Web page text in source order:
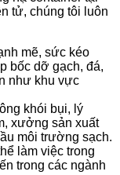
tử, chúng tôi luôn
mẽ, sức kéo
bốc dỡ gạch, đá,
như khu vực
khói bụi, lý
xưởng sản xuất
môi trường sạch.
làm việc trong
trong các ngành